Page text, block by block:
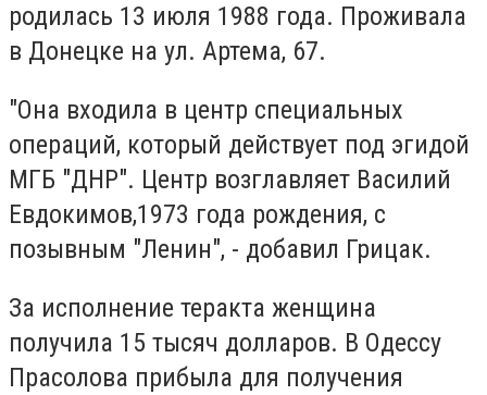
родилась 13 июля 1988 года. Проживала
в Донецке на ул. Артема, 67.
"Она входила в центр специальных
операций, который действует под эгидой
МГБ "ДНР". Центр возглавляет Василий
Евдокимов,1973 года рождения, с
позывным "Ленин", - добавил Грицак.
За исполнение теракта женщина
получила 15 тысяч долларов. В Одессу
Прасолова прибыла для получения